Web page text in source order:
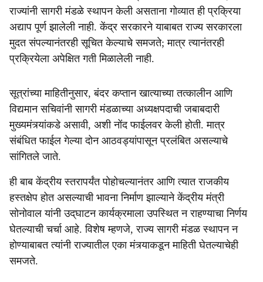
राज्यांनी सागरी मंडळे स्थापन केली असताना गोव्यात ही प्रक्रिया
अद्याप पूर्ण झालेली नाही. केंद्र सरकारने याबाबत राज्य सरकारला
मुदत संपल्यानंतरही सूचित केल्याचे समजते; मात्र त्यानंतरही
प्रक्रियेला अपेक्षित गती मिळालेली नाही.
सूत्रांच्या माहितीनुसार, बंदर कप्तान खात्याच्या तत्कालीन आणि
विद्यमान सचिवांनी सागरी मंडळाच्या अध्यक्षपदाची जबाबदारी
मुख्यमंत्र्यांकडे असावी, अशी नोंद फाईलवर केली होती. मात्र
संबंधित फाईल गेल्या दोन आठवड्यांपासून प्रलंबित असल्याचे
सांगितले जाते.
ही बाब केंद्रीय स्तरापर्यंत पोहोचल्यानंतर आणि त्यात राजकीय
हस्तक्षेप होत असल्याची भावना निर्माण झाल्याने केंद्रीय मंत्री
सोनोवाल यांनी उद्‌घाटन कार्यक्रमाला उपस्थित न राहण्याचा निर्णय
घेतल्याची चर्चा आहे. विशेष म्हणजे, राज्य सागरी मंडळ स्थापन न
होण्याबाबत त्यांनी राज्यातील एका मंत्र्याकडून माहिती घेतल्याचेही
समजते.